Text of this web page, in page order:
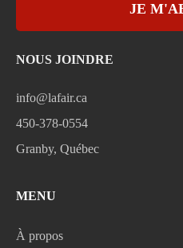
JE
NOUS JOINDRE
info@lafair.ca
450-378-0554
Granby, Québec
MENU
À propos